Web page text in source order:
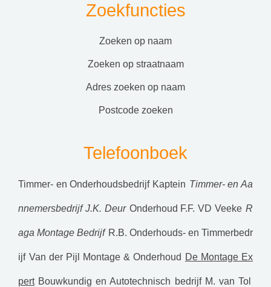
Zoekfuncties
zoeken op naam
zoeken op straatnaam
adres zoeken op naam
postcode zoeken
Telefoonboek
Timmer- en Onderhoudsbedrijf Kaptein Timmer- en Aa
nnemersbedrijf J.K. Deur Onderhoud F.F. VD Veeke R
aga Montage Bedrijf R.B. Onderhouds- en Timmerbedr
ijf Van der Pijl Montage & Onderhoud De Montage Ex
pert Bouwkundig en Autotechnisch bedrijf M. van Tol